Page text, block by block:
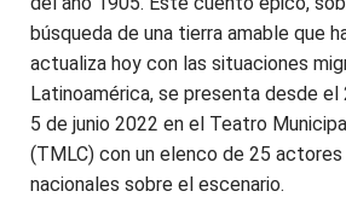
búsqueda de una tierra amable que
actualiza hoy con las situaciones
Latinoamérica, se presenta desde el
5 de junio 2022 en el Teatro
(TMLC) con un elenco de 25
nacionales sobre el escenario.